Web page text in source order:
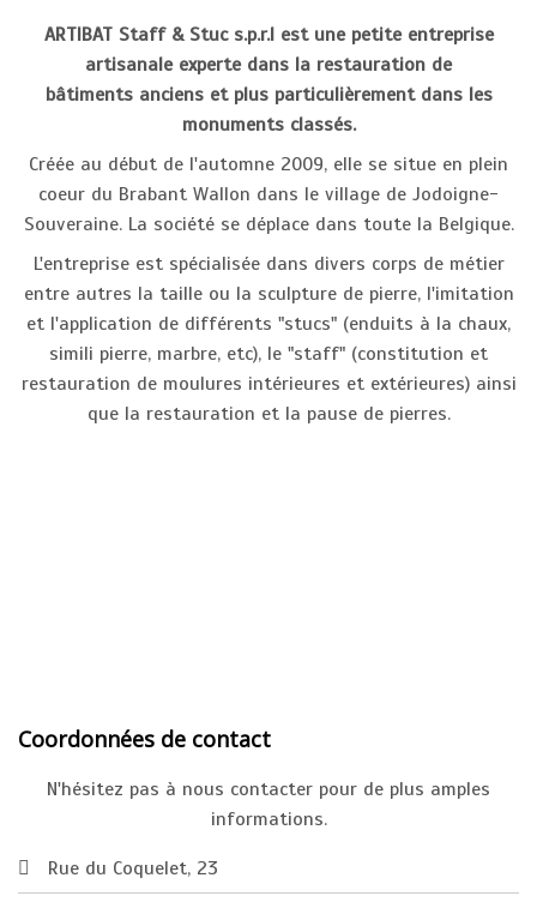
ARTIBAT Staff & Stuc s.p.r.l est une petite entreprise
artisanale experte dans la restauration de
bâtiments anciens et plus particulièrement dans les
monuments classés.
Créée au début de l'automne 2009, elle se situe en plein
coeur du Brabant Wallon dans le village de Jodoigne-
Souveraine. La société se déplace dans toute la Belgique.
L'entreprise est spécialisée dans divers corps de métier
entre autres la taille ou la sculpture de pierre, l'imitation
et l'application de différents "stucs" (enduits à la chaux,
simili pierre, marbre, etc), le "staff" (constitution et
restauration de moulures intérieures et extérieures) ainsi
que la restauration et la pause de pierres.
Coordonnées de contact
N'hésitez pas à nous contacter pour de plus amples
informations.
Rue du Coquelet, 23